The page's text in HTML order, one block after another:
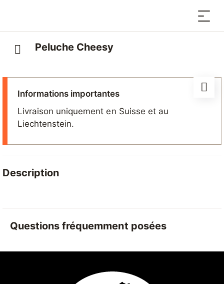
Peluche Cheesy
Informations importantes
Livraison uniquement en Suisse et au
Liechtenstein.
Description
version peluche toute douce. Un souvenir parfait pour
les enfants ou pour ramener un clin d’œil affectueux
de votre séjour à la montagne.
Questions fréquemment posées